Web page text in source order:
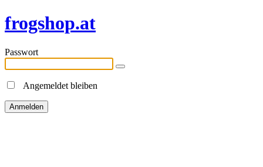
frogshop.at
Passwort
Angemeldet bleiben